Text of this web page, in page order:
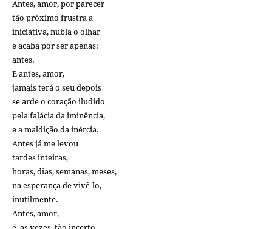
Antes, amor, por parecer
tão próximo frustra a
iniciativa, nubla o olhar
e acaba por ser apenas:
antes.
E antes, amor,
jamais terá o seu depois
se arde o coração iludido
pela falácia da iminência,
e a maldição da inércia.
Antes já me levou
tardes inteiras,
horas, dias, semanas, meses,
na esperança de vivê-lo,
inutilmente.
Antes, amor,